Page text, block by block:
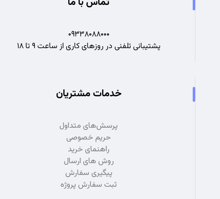
۰۹۳۳۸۰۸۸۰۰۰
پشتیبانی تلفنی در روزهای کاری از ساعت ۹ تا ۱۸
خدمات مشتریان
پرسش‌های متداول
حریم خصوصی
راهنمای خرید
روش های ارسال
پیگیری سفارش
ثبت سفارش پروژه